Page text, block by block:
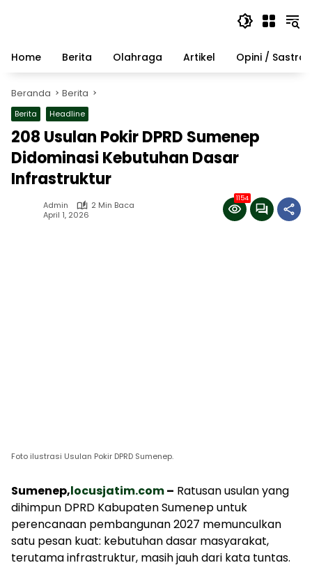
Home
Berita Olahraga Artikel Opini / Sastra
Beranda Berita
Berita Headline
208 Usulan Pokir DPRD Sumenep
Didominasi Kebutuhan Dasar
Infrastruktur
Admin
2 Min Baca
April 1, 2026
1154
Foto ilustrasi Usulan Pokir DPRD Sumenep.
Sumenep,locusjatim.com– Ratusan usulan yang
dihimpun DPRD Kabupaten Sumenep untuk
perencanaan pembangunan 2027 memunculkan
satu pesan kuat: kebutuhan dasar masyarakat,
terutama infrastruktur, masih jauh dari kata tuntas.